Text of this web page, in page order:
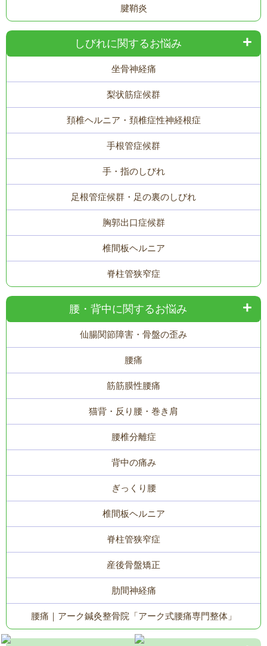
腱鞘炎
しびれに関するお悩み
坐骨神経痛
梨状筋症候群
頚椎ヘルニア・頚椎症性神経根症
手根管症候群
手・指のしびれ
足根管症候群・足の裏のしびれ
胸郭出口症候群
椎間板ヘルニア
脊柱管狭窄症
腰・背中に関するお悩み
仙腸関節障害・骨盤の歪み
腰痛
筋筋膜性腰痛
猫背・反り腰・巻き肩
腰椎分離症
背中の痛み
ぎっくり腰
椎間板ヘルニア
脊柱管狭窄症
産後骨盤矯正
肋間神経痛
腰痛｜アーク鍼灸整骨院「アーク式腰痛専門整体」